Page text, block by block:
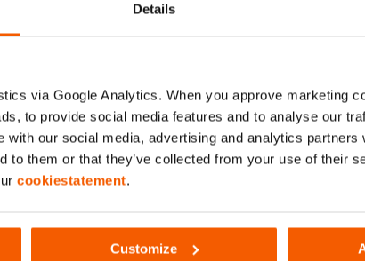
Details
via Google Analytics. When you approve marketing
to provide social media features and to analyse our
with our social media, advertising and analytics partners
to them or that they’ve collected from your use of their
cookiestatement.
Customize